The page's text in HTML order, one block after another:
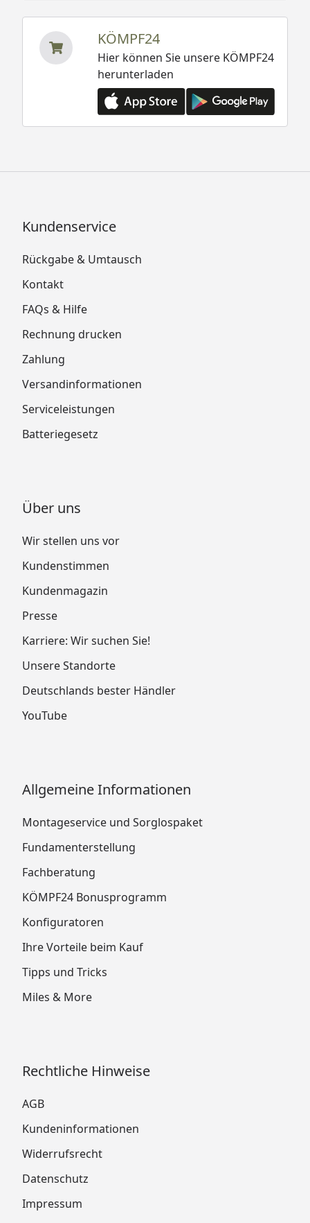
KÖMPF24
Hier können Sie unsere KÖMPF24
herunterladen
Kundenservice
Rückgabe & Umtausch
Kontakt
FAQs & Hilfe
Rechnung drucken
Zahlung
Versandinformationen
Serviceleistungen
Batteriegesetz
Über uns
Wir stellen uns vor
Kundenstimmen
Kundenmagazin
Presse
Karriere: Wir suchen Sie!
Unsere Standorte
Deutschlands bester Händler
YouTube
Allgemeine Informationen
Montageservice und Sorglospaket
Fundamenterstellung
Fachberatung
KÖMPF24 Bonusprogramm
Konfiguratoren
Ihre Vorteile beim Kauf
Tipps und Tricks
Miles & More
Rechtliche Hinweise
AGB
Kundeninformationen
Widerrufsrecht
Datenschutz
Impressum